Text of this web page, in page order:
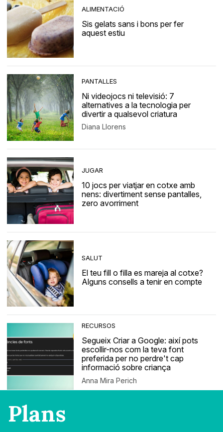
ALIMENTACIÓ
Sis gelats sans i bons per fer
aquest estiu
PANTALLES
Ni videojocs ni televisió: 7
alternatives a la tecnologia per
divertir a qualsevol criatura
Diana Llorens
JUGAR
10 jocs per viatjar en cotxe amb
nens: divertiment sense pantalles,
zero avorriment
SALUT
El teu fill o filla es mareja al cotxe?
Alguns consells a tenir en compte
RECURSOS
Segueix Criar a Google: així pots
escollir-nos com la teva font
preferida per no perdre't cap
informació sobre criança
Anna Mira Perich
Plans